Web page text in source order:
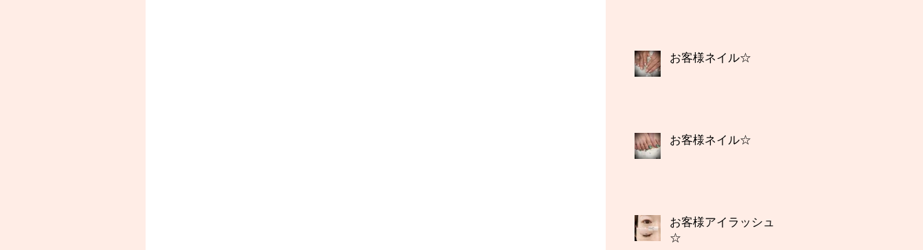
お客様ネイル☆
お客様ネイル☆
お客様アイラッシュ
☆